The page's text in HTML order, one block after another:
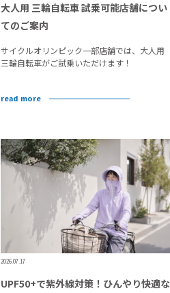
大人用 三輪自転車 試乗可能店舗につい
てのご案内
サイクルオリンピック一部店舗では、大人用
三輪自転車がご試乗いただけます！
read more
2026.07.17
UPF50+で紫外線対策！ひんやり快適な